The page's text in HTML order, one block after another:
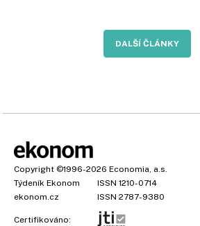
DALŠÍ ČLÁNKY
Copyright ©1996-2026 Economia, a.s.
Týdeník Ekonom
ISSN 1210-0714
ekonom.cz
ISSN 2787-9380
Certifikováno: